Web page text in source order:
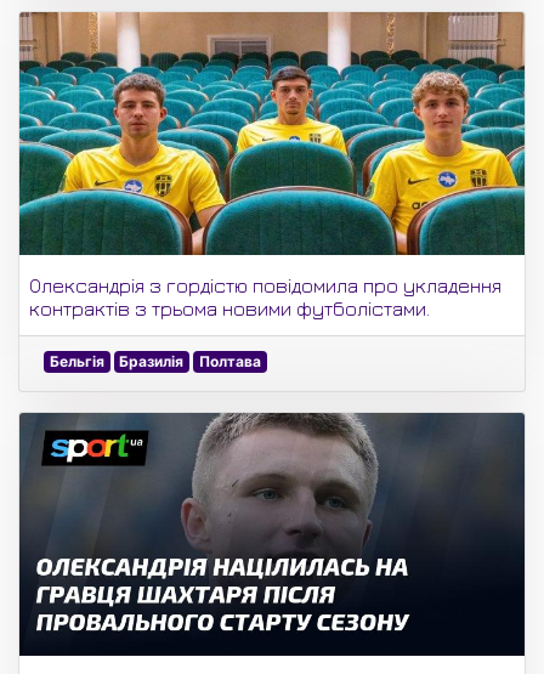
Олександрія з гордістю повідомила про укладення
контрактів з трьома новими футболістами.
Бельгія Бразилія Полтава